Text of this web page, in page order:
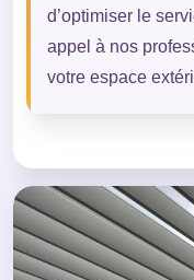
d’optimiser le
appel à nos
votre espace